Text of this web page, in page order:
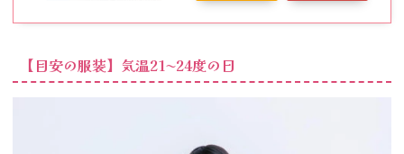
【目安の服装】気温21〜24度の日